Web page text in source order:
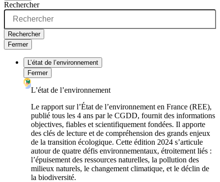
Rechercher
Rechercher
Fermer
L’état de l’environnement
Fermer
L’état de l’environnement
Le rapport sur l’État de l’environnement en France (REE),
publié tous les 4 ans par le CGDD, fournit des informations
objectives, fiables et scientifiquement fondées. Il apporte
des clés de lecture et de compréhension des grands enjeux
de la transition écologique. Cette édition 2024 s’articule
autour de quatre défis environnementaux, étroitement liés :
l’épuisement des ressources naturelles, la pollution des
milieux naturels, le changement climatique, et le déclin de
la biodiversité.